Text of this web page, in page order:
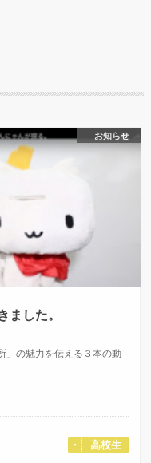
お知らせ
ました。
」の魅力を伝える３本の動
高校生